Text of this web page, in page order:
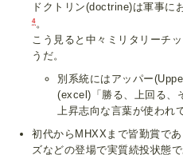
ドクトリン(doctrine)は軍事に
4。
こう見ると中々ミリタリーチ
うだ。
別系統にはアッパー
(excel)「勝る、上回る、
上昇志向な言葉が使われ
初代からMHXXまで皆勤賞で
ズなどの登場で実質続投状態で